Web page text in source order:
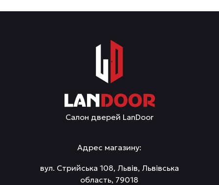
Салон дверей LanDoor
Адрес магазину:
вул. Стрийська 108, Львів, Львівська
область, 79018